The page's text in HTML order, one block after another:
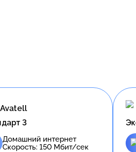
Avatell
3
Домашний интернет
Скорость: 150 Мбит/сек